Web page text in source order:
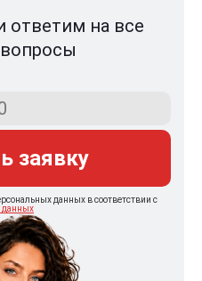
ответим на все
заявку
данных в соответствии с
данных